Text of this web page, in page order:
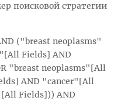
поисковой стратегии
("breast neoplasms"
Fields] AND
"breast neoplasms"[All
AND "cancer"[All
Fields])) AND